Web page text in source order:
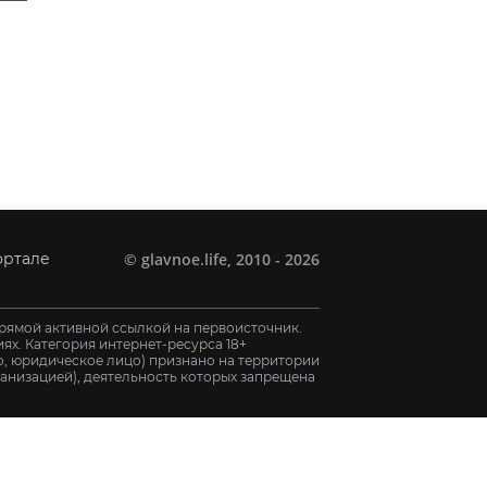
© glavnoe.life , 2010 - 2026
активной ссылкой на первоисточник.
Категория интернет-ресурса 18+
юридическое лицо) признано на территории
деятельность которых запрещена